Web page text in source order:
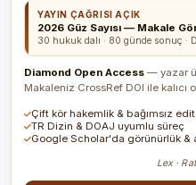
YAYIN ÇAĞRISI AÇIK
2026 Güz Sayısı — Makale
30 hukuk dalı · 80 günde sonuç ·
Diamond Open Access — yazar
Makaleniz CrossRef DOI ile kalıcı
Çift kör hakemlik & bağımsız
TR Dizin & DOAJ uyumlu süreç
Google Scholar'da görünürlük &
Lex ·